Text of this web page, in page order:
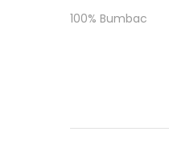
100% Bumbac